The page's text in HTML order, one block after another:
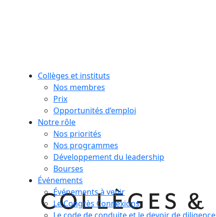
Collèges et instituts
Nos membres
Prix
Opportunités d’emploi
Notre rôle
Nos priorités
Nos programmes
Développement du leadership
Bourses
Événements
Événements à venir
Le Congrès Connexions